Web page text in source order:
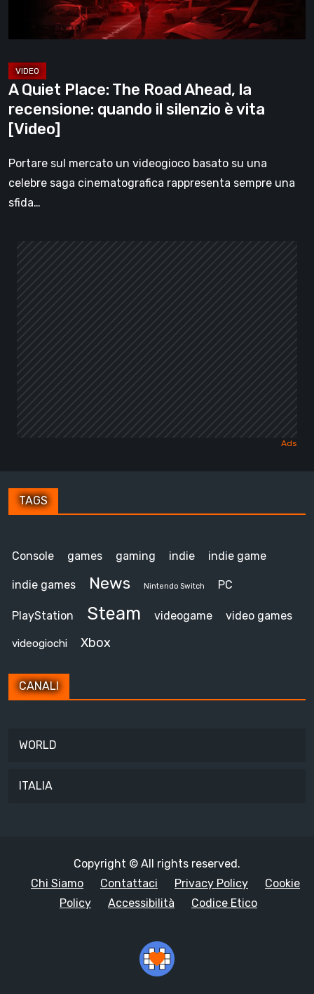
recensione:
quando
silenzio
è
vita
[Video]
A Quiet Place: The Road Ahead, la
recensione: quando il silenzio è vita
[Video]
Portare sul mercato un videogioco basato su una
celebre saga cinematografica rappresenta sempre una
sfida…
TAGS
Console games gaming indie indie game
indie games News Nintendo Switch PC
PlayStation Steam videogame video games
videogiochi Xbox
CANALI
WORLD
ITALIA
Copyright © All rights reserved.
Chi Siamo
Contattaci Privacy Policy
Cookie
Policy
Accessibilità Codice Etico